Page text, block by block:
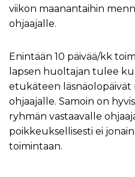
viikon maanantaihin
ohjaajalle.
Enintään 10 päivää/kk
lapsen huoltajan tulee
etukäteen läsnäolopäivät
ohjaajalle. Samoin on
ryhmän vastaavalle
poikkeuksellisesti ei
toimintaan.